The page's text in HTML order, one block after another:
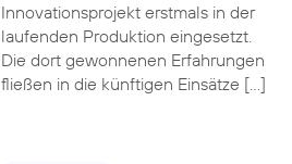
Innovationsprojekt erstmals in der
laufenden Produktion eingesetzt.
Die dort gewonnenen Erfahrungen
fließen in die künftigen Einsätze […]